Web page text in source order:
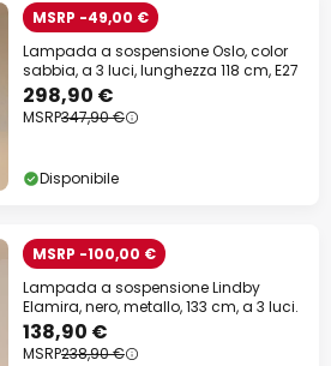
MSRP -49,00 €
Lampada a sospensione Oslo, color
sabbia, a 3 luci, lunghezza 118 cm, E27
298,90 €
MSRP347,90 €
Disponibile
MSRP -100,00 €
Lampada a sospensione Lindby
Elamira, nero, metallo, 133 cm, a 3 luci.
138,90 €
MSRP238,90 €